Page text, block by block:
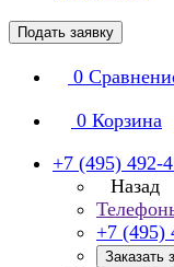
Подать заявку
0
0 Корзина
+7 (495) 492-
Назад
+7 (495)
Заказать